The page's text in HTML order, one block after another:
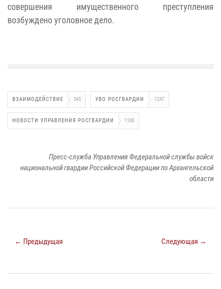
совершения имущественного преступления
возбуждено уголовное дело.
ВЗАИМОДЕЙСТВИЕ 345 УВО РОСГВАРДИИ 1247
НОВОСТИ УПРАВЛЕНИЯ РОСГВАРДИИ 1188
Пресс-служба Управления Федеральной службы войск
национальной гвардии Российской Федерации по Архангельской
области
← Предыдущая Следующая →